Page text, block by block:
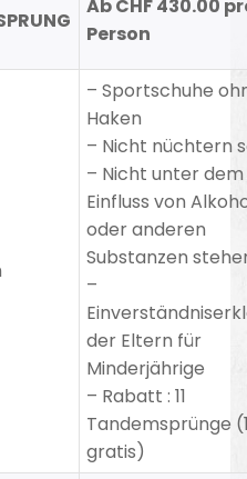
Ab CHF 430.00
Person
– Sportschuhe
Haken
– Nicht nüchtern
– Nicht unter dem
Einfluss von
oder anderen
Substanzen
–
der Eltern für
Minderjährige
– Rabatt:11
Tandemsprünge
gratis)